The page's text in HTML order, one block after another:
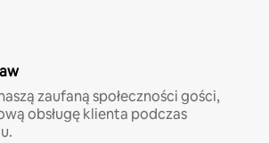
zaufaną społeczności gości,
obsługę klienta podczas